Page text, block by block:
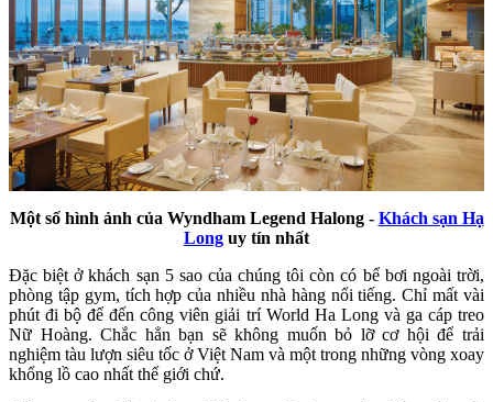
Một số hình ảnh của Wyndham Legend Halong - Khách sạn Hạ
Long uy tín nhất
Đặc biệt ở khách sạn 5 sao của chúng tôi còn có bể bơi ngoài trời,
phòng tập gym, tích hợp của nhiều nhà hàng nổi tiếng. Chỉ mất vài
phút đi bộ để đến công viên giải trí World Ha Long và ga cáp treo
Nữ Hoàng. Chắc hẳn bạn sẽ không muốn bỏ lỡ cơ hội để trải
nghiệm tàu lượn siêu tốc ở Việt Nam và một trong những vòng xoay
khổng lồ cao nhất thế giới chứ.